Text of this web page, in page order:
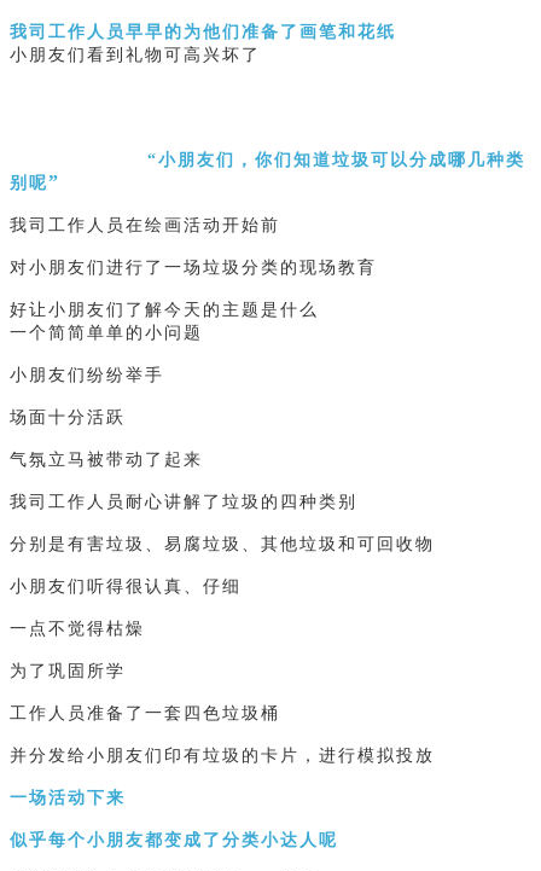
我司工作人员早早的为他们准备了画笔和花纸
小朋友们看到礼物可高兴坏了
“小朋友们，你们知道垃圾可以分成哪几种类
别呢”
我司工作人员在绘画活动开始前
对小朋友们进行了一场垃圾分类的现场教育
好让小朋友们了解今天的主题是什么
一个简简单单的小问题
小朋友们纷纷举手
场面十分活跃
气氛立马被带动了起来
我司工作人员耐心讲解了垃圾的四种类别
分别是有害垃圾、易腐垃圾、其他垃圾和可回收物
小朋友们听得很认真、仔细
一点不觉得枯燥
为了巩固所学
工作人员准备了一套四色垃圾桶
并分发给小朋友们印有垃圾的卡片，进行模拟投放
一场活动下来
似乎每个小朋友都变成了分类小达人呢